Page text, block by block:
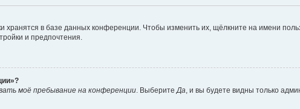
хранятся в базе данных конференции. Чтобы изменить их, щёлкните на имени
и предпочтения.
моё пребывание на конференции . Выберите Да , и вы будете видны только